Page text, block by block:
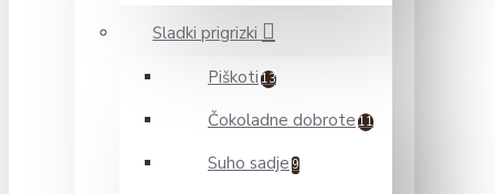
Sladki prigrizki
Piškoti 13
Čokoladne dobrote 11
Suho sadje 9